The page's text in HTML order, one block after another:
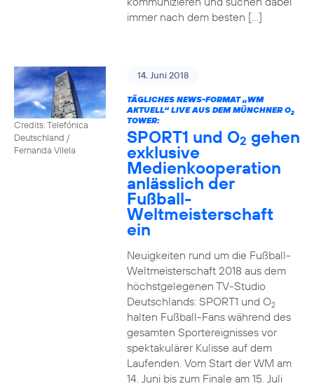
immer nach dem besten […]
Credits: Telefónica
Deutschland /
Fernanda Vilela
14. Juni 2018
TÄGLICHES NEWS-FORMAT „WM
AKTUELL“ LIVE AUS DEM MÜNCHNER O2
TOWER:
SPORT1 und O2 gehen
exklusive
Medienkooperation
anlässlich der
Fußball-
Weltmeisterschaft
ein
Neuigkeiten rund um die Fußball-
Weltmeisterschaft 2018 aus dem
höchstgelegenen TV-Studio
Deutschlands: SPORT1 und O2
halten Fußball-Fans während des
gesamten Sportereignisses vor
spektakulärer Kulisse auf dem
Laufenden. Vom Start der WM am
14. Juni bis zum Finale am 15. Juli